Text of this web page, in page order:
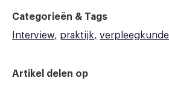
Categorieën & Tags
Interview
praktijk verpleegkunde
Artikel delen op